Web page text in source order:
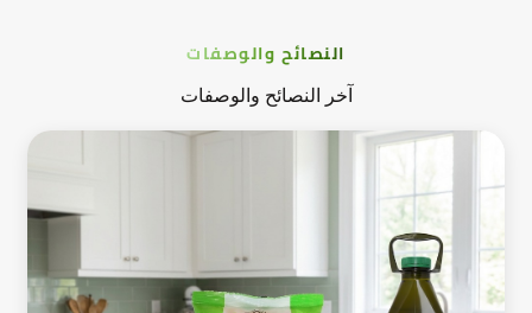
النصائح والوصفات
آخر النصائح والوصفات